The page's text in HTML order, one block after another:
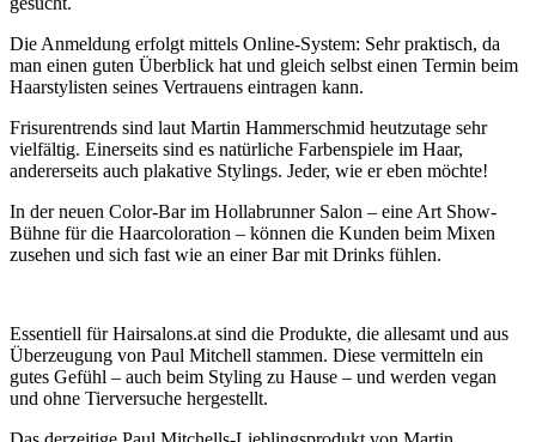
Die Anmeldung erfolgt mittels Online-System: Sehr praktisch, da
man einen guten Überblick hat und gleich selbst einen Termin beim
Haarstylisten seines Vertrauens eintragen kann.
Frisurentrends sind laut Martin Hammerschmid heutzutage sehr
vielfältig. Einerseits sind es natürliche Farbenspiele im Haar,
andererseits auch plakative Stylings. Jeder, wie er eben möchte!
In der neuen Color-Bar im Hollabrunner Salon – eine Art Show-
Bühne für die Haarcoloration – können die Kunden beim Mixen
zusehen und sich fast wie an einer Bar mit Drinks fühlen.
Essentiell für Hairsalons.at sind die Produkte, die allesamt und aus
Überzeugung von Paul Mitchell stammen. Diese vermitteln ein
gutes Gefühl – auch beim Styling zu Hause – und werden vegan
und ohne Tierversuche hergestellt.